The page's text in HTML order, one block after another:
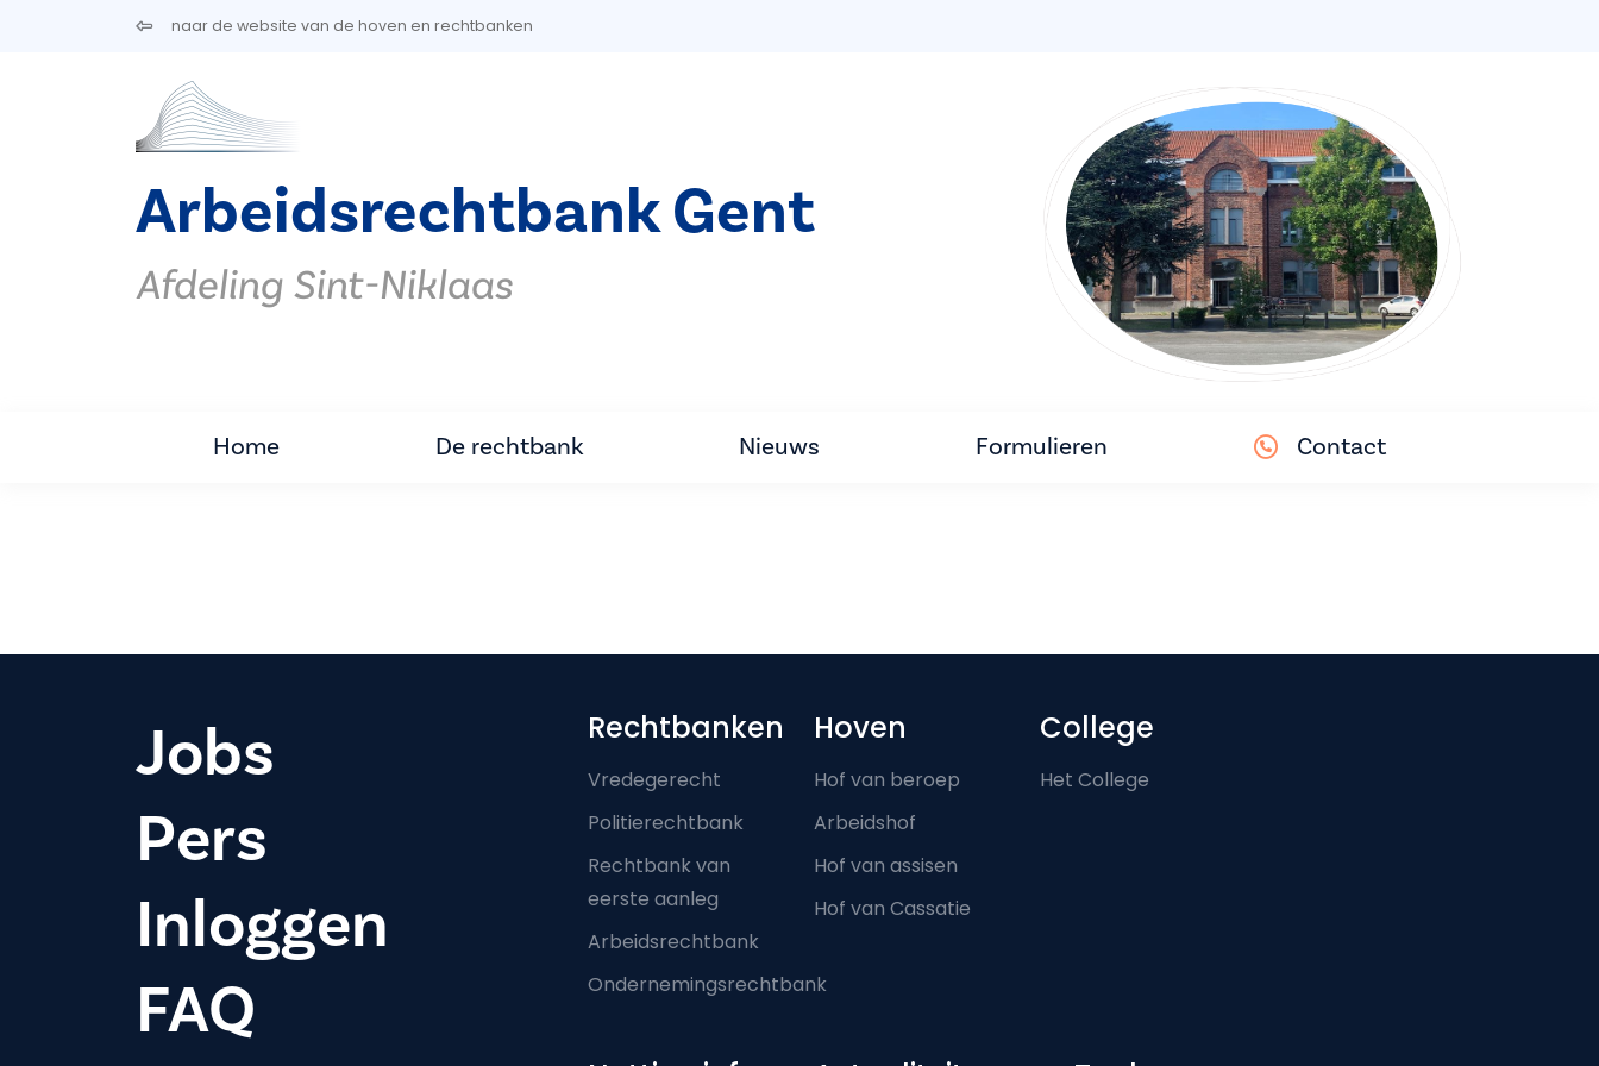
Overslaan en naar de inhoud gaannaar de website van de hoven en rechtbanken
Arbeidsrechtbank Gent
Afdeling Sint-Niklaas
Home De rechtbank Nieuws Formulieren Contact
Jobs
Pers
Inloggen
FAQ
Footer-menu
Rechtbanken
Vredegerecht
Politierechtbank
Rechtbank van
eerste aanleg
Arbeidsrechtbank
Ondernemingsrechtbank
Hoven
Hof van beroep
Arbeidshof
Hof van assisen
Hof van Cassatie
College
Het College